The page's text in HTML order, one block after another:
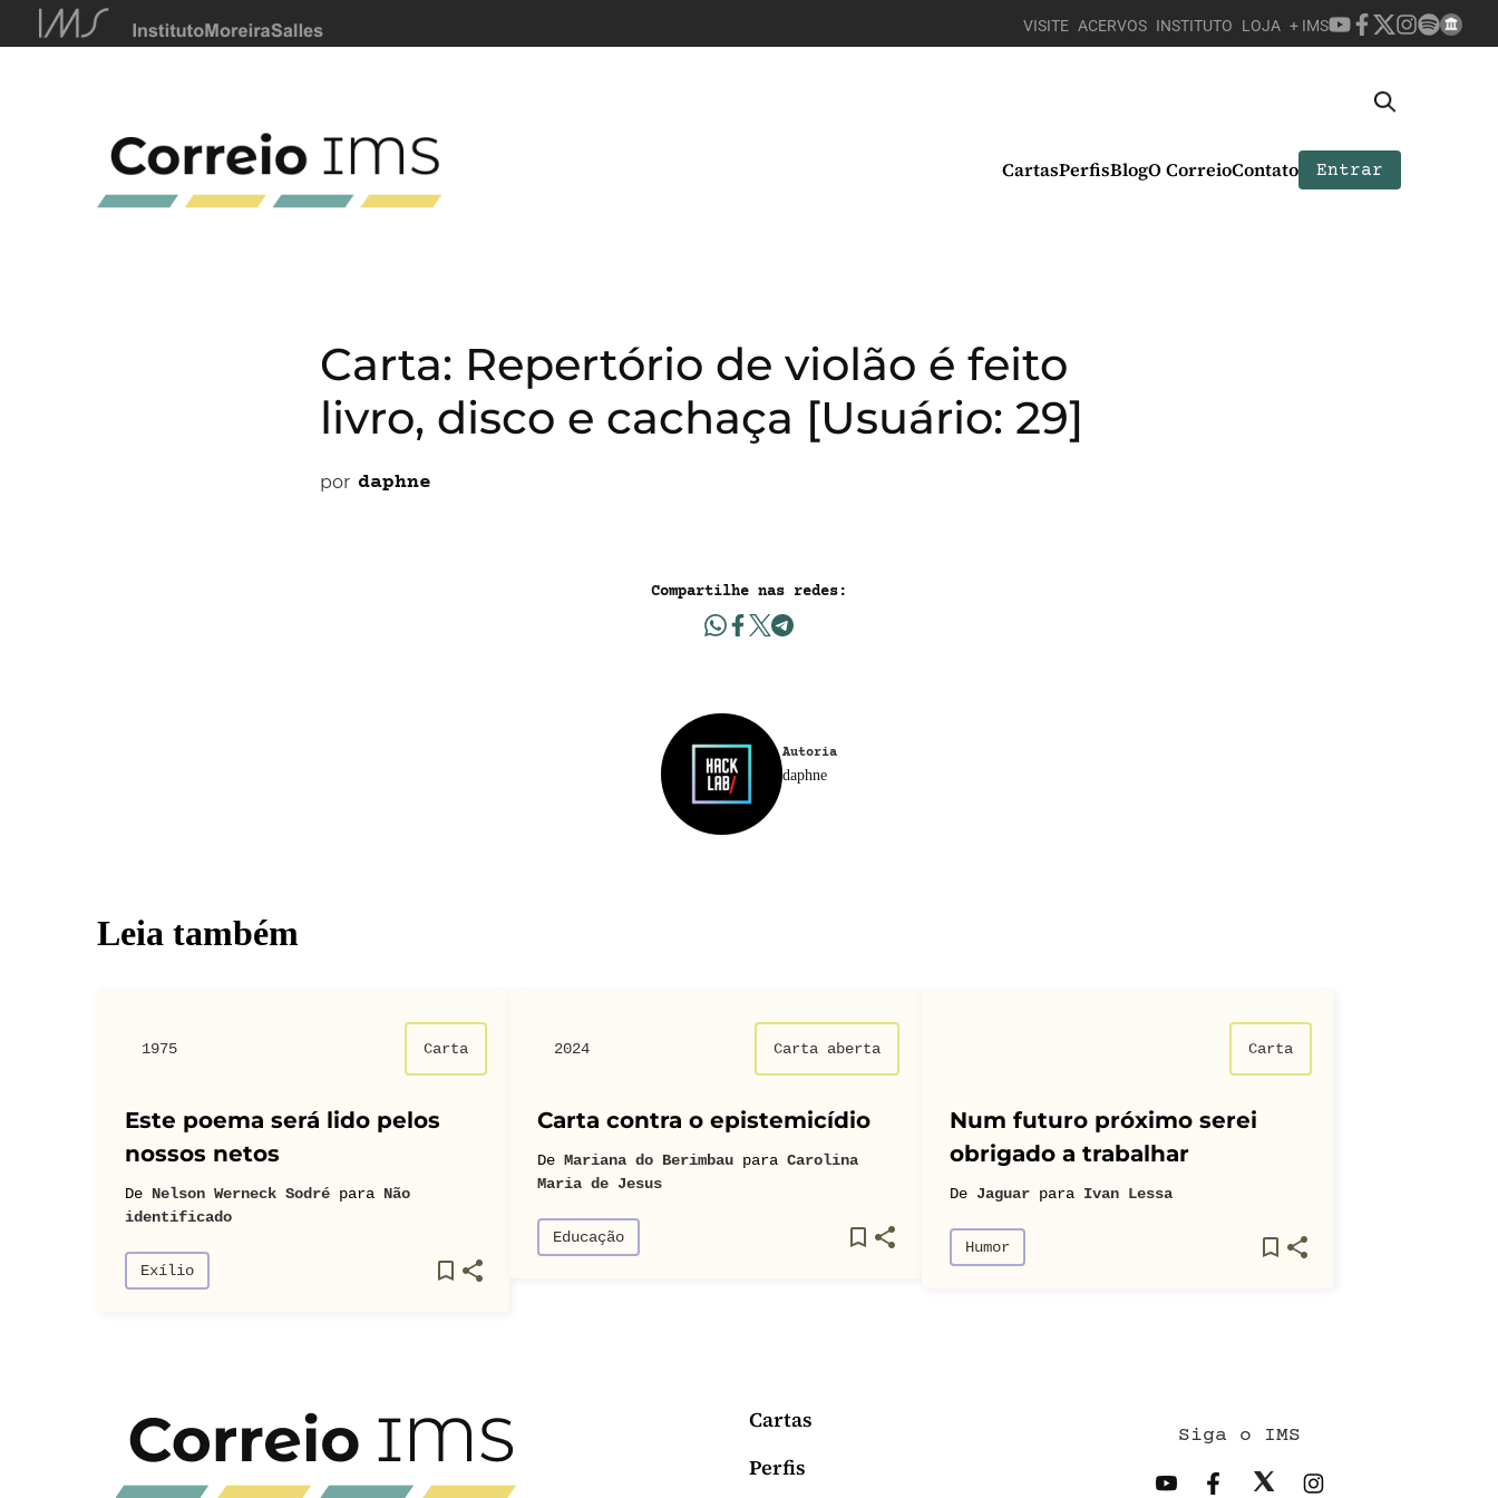
VISITE ACERVOS INSTITUTO LOJA + IMS
CartasPerfisBlogO CorreioContato Entrar
Carta: Repertório de violão é feito
livro, disco e cachaça [Usuário: 29]
por daphne
Compartilhe nas redes:
Autoria
daphne
Leia também
1975 Carta
Este poema será lido pelos
nossos netos
De Nelson Werneck Sodré para Não
identificado
Exílio
2024 Carta aberta
Carta contra o epistemicídio
De Mariana do Berimbau para Carolina
Maria de Jesus
Educação
Carta
Num futuro próximo serei
obrigado a trabalhar
De Jaguar para Ivan Lessa
Humor
Cartas
Perfis
Siga o IMS